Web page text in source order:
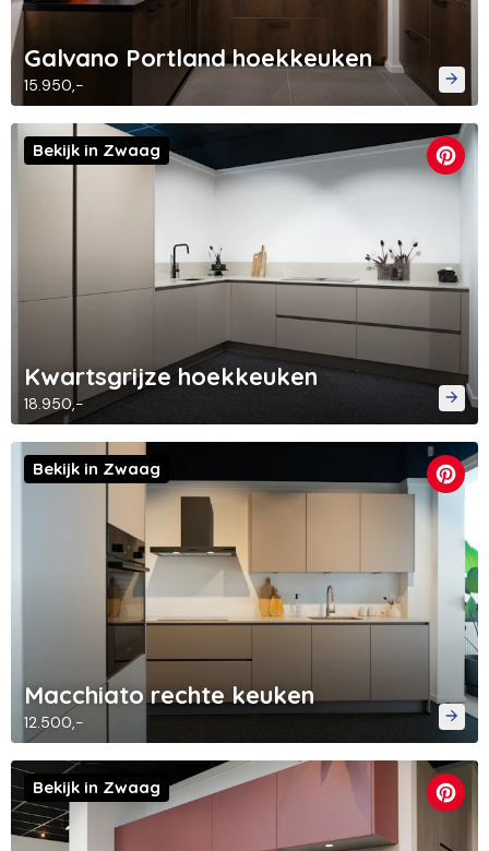
Galvano Portland hoekkeuken
15.950,-
Kwartsgrijze hoekkeuken
18.950,-
Bekijk in Zwaag
Macchiato rechte keuken
12.500,-
Bekijk in Zwaag
Bekijk in Zwaag